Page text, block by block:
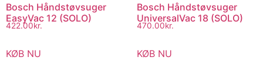
Bosch Håndstøvsuger
EasyVac 12 (SOLO)
422.00kr.
KØB NU
Bosch Håndstøvsuger
UniversalVac 18 (SOLO)
470.00kr.
KØB NU